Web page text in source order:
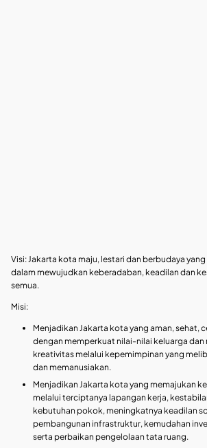
Visi: Jakarta kota maju, lestari dan berbudaya
dalam mewujudkan keberadaban, keadilan dan
semua.
Misi:
Menjadikan Jakarta kota yang aman, sehat,
dengan memperkuat nilai-nilai keluarga dan
kreativitas melalui kepemimpinan yang
dan memanusiakan.
Menjadikan Jakarta kota yang memajukan
melalui terciptanya lapangan kerja,
kebutuhan pokok, meningkatnya keadilan
pembangunan infrastruktur, kemudahan
serta perbaikan pengelolaan tata ruang.